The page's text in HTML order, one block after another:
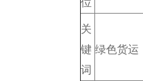
位
关
键
词
绿色货运